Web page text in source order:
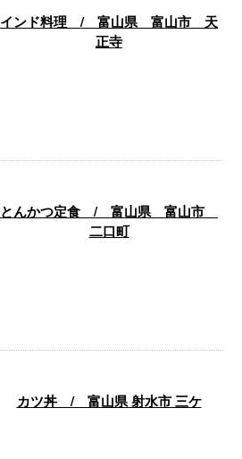
インド料理 / 富山県 富山市 天
正寺
とんかつ定食 / 富山県 富山市
二口町
カツ丼 / 富山県 射水市 三ケ